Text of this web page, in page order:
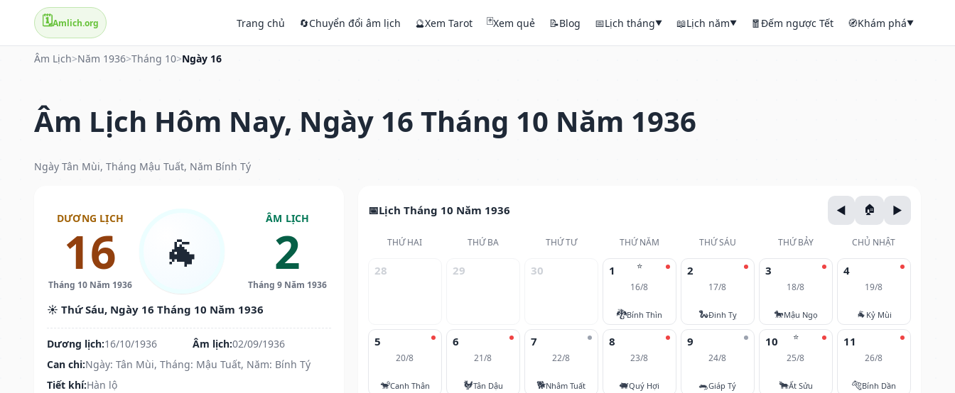
🗓️Amlich.org Trang chủ 🔄Chuyển đổi âm lịch 🔮Xem Tarot 🃏Xem quẻ 📝Blog 📅Lịch tháng▼ 📖Lịch năm▼ 🧧Đếm ngược Tết 🧭Khám phá▼
Âm Lịch>Năm 1936>Tháng 10>Ngày 16
Âm Lịch Hôm Nay, Ngày 16 Tháng 10 Năm 1936
Ngày Tân Mùi, Tháng Mậu Tuất, Năm Bính Tý
DƯƠNG LỊCH
16
Tháng 10 Năm 1936
🐐
ÂM LỊCH
2
Tháng 9 Năm 1936
☀️ Thứ Sáu, Ngày 16 Tháng 10 Năm 1936
Dương lịch:16/10/1936 Âm lịch:02/09/1936
Can chi:Ngày: Tân Mùi, Tháng: Mậu Tuất, Năm: Bính Tý
Tiết khí:Hàn lộ
Lịch Tháng 10 Năm 1936
THỨ HAI THỨ BA THỨ TƯ THỨ NĂM THỨ SÁU THỨ BẢY CHỦ NHẬT
28 29 30 ⭐
1
16/8
🐉Bính Thìn
2
17/8
🐍Đinh Tỵ
3
18/8
🐎Mậu Ngọ
4
19/8
🐐 Kỷ Mùi
5
20/8
🐒Canh Thân
6
21/8
🐓Tân Dậu
7
22/8
🐕Nhâm Tuất
8
23/8
🐖Quý Hợi
9
24/8
🐀Giáp Tý
⭐
10
25/8
🐂Ất Sửu
11
26/8
🐅Bính Dần